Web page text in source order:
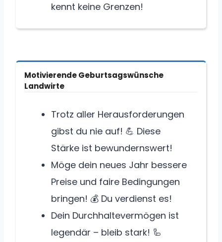
kennt keine Grenzen!
Motivierende Geburtsagswünsche
Landwirte
Trotz aller Herausforderungen
gibst du nie auf! 💪 Diese
Stärke ist bewundernswert!
Möge dein neues Jahr bessere
Preise und faire Bedingungen
bringen! 💰 Du verdienst es!
Dein Durchhaltevermögen ist
legendär – bleib stark! 🦾